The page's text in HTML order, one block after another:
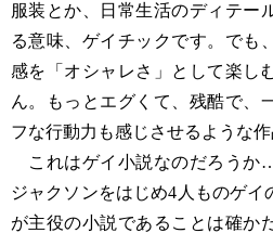
服装とか、日常生活のディテー
る意味、ゲイチックです。でも
感を「オシャレさ」として楽し
ん。もっとエグくて、残酷で、
フな行動力も感じさせるような作
これはゲイ小説なのだろうか
ジャクソンをはじめ4人ものゲイ
が主役の小説であることは確か